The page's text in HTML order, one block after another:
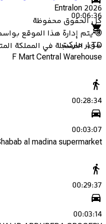
00:06:36
سوبر ماركت
F Mart Central Warehouse
00:28:34
00:03:07
al madina supermarket
00:29:37
00:03:14
2026
كل الحقوق محفوظة
©
LTD، المسجلة في المملكة المتحدة تحت رقم الشركة 12656579